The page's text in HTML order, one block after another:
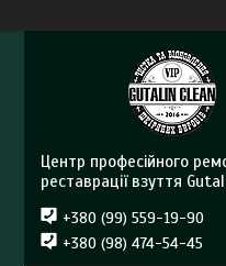
Центр професійного
реставрації взуття
+380 (99) 559-19-90
+380 (98) 474-54-45